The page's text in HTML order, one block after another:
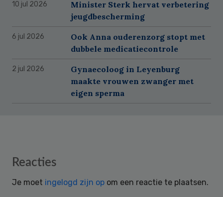
10 jul 2026
Minister Sterk hervat verbetering
jeugdbescherming
6 jul 2026
Ook Anna ouderenzorg stopt met
dubbele medicatiecontrole
2 jul 2026
Gynaecoloog in Leyenburg
maakte vrouwen zwanger met
eigen sperma
Reader
Reacties
Je moet ingelogd zijn op om een reactie te plaatsen.